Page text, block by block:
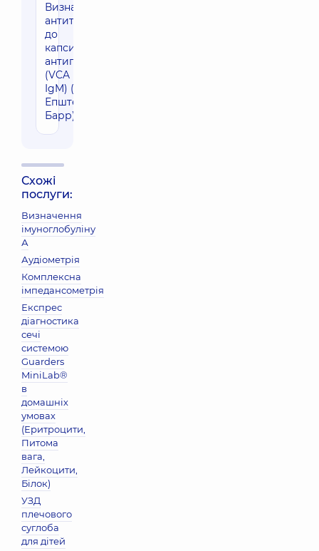
Визначення
антитіл IgM
до
капсидного
антигена
(VCA EBV
IgM) (вірус
Епштейна-
Барр)
Схожі
послуги:
Визначення
імуноглобуліну
А
Аудіометрія
Комплексна
імпедансометрія
Експрес
діагностика
сечі
системою
Guarders
MiniLab®
в
домашніх
умовах
(Еритроцити,
Питома
вага,
Лейкоцити,
Бiлок)
УЗД
плечового
суглоба
для дітей